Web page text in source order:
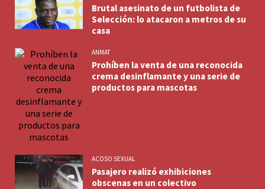
Brutal asesinato de un futbolista de
Selección: lo atacaron a metros de su
casa
ANMAT
Prohíben la venta de una reconocida
crema desinflamante y una serie de
productos para mascotas
ACOSO SEXUAL
Pasajero realizó exhibiciones
obscenas en un colectivo